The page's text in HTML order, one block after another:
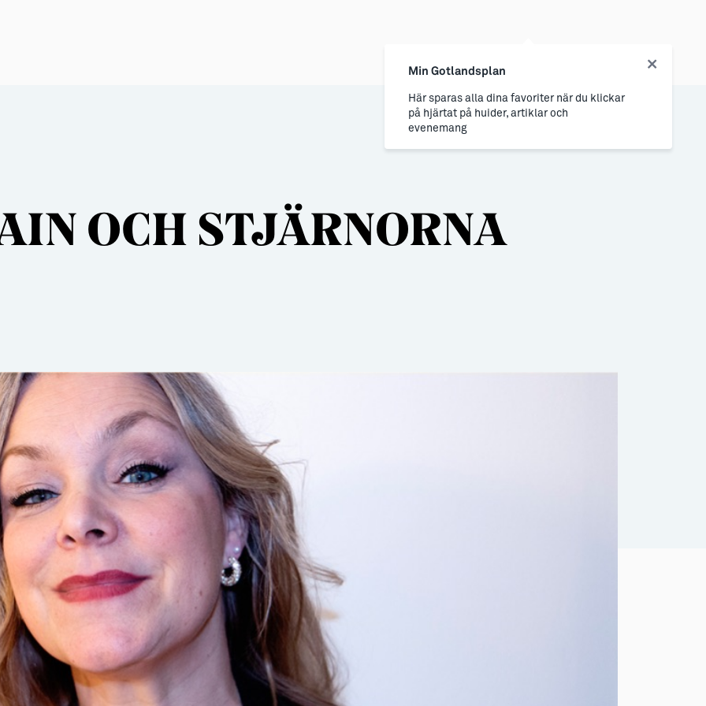
OCH STJÄRNORNA
Min Gotlandsplan
Här sparas alla dina favoriter när du klickar
på hjärtat på huider, artiklar och
evenemang